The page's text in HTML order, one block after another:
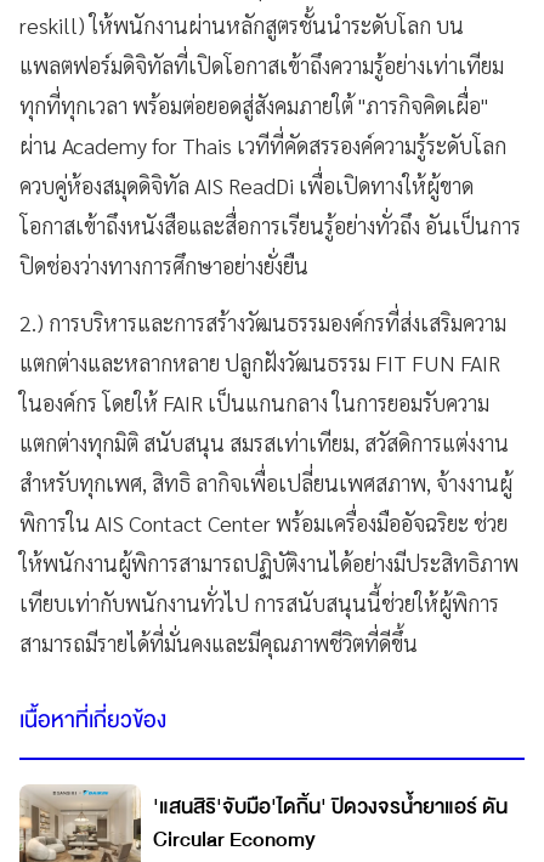
reskill) ให้พนักงานผ่านหลักสูตรชั้นนำระดับโลก บน
แพลตฟอร์มดิจิทัลที่เปิดโอกาสเข้าถึงความรู้อย่างเท่าเทียม
ทุกที่ทุกเวลา พร้อมต่อยอดสู่สังคมภายใต้ "ภารกิจคิดเผื่อ"
ผ่าน Academy for Thais เวทีที่คัดสรรองค์ความรู้ระดับโลก
ควบคู่ห้องสมุดดิจิทัล AIS ReadDi เพื่อเปิดทางให้ผู้ขาด
โอกาสเข้าถึงหนังสือและสื่อการเรียนรู้อย่างทั่วถึง อันเป็นการ
ปิดช่องว่างทางการศึกษาอย่างยั่งยืน
2.) การบริหารและการสร้างวัฒนธรรมองค์กรที่ส่งเสริมความ
แตกต่างและหลากหลาย ปลูกฝังวัฒนธรรม FIT FUN FAIR
ในองค์กร โดยให้ FAIR เป็นแกนกลาง ในการยอมรับความ
แตกต่างทุกมิติ สนับสนุน สมรสเท่าเทียม, สวัสดิการแต่งงาน
สำหรับทุกเพศ, สิทธิ ลากิจเพื่อเปลี่ยนเพศสภาพ, จ้างงานผู้
พิการใน AIS Contact Center พร้อมเครื่องมืออัจฉริยะ ช่วย
ให้พนักงานผู้พิการสามารถปฏิบัติงานได้อย่างมีประสิทธิภาพ
เทียบเท่ากับพนักงานทั่วไป การสนับสนุนนี้ช่วยให้ผู้พิการ
สามารถมีรายได้ที่มั่นคงและมีคุณภาพชีวิตที่ดีขึ้น
เนื้อหาที่เกี่ยวข้อง
'แสนสิริ'จับมือ'ไดกิ้น' ปิดวงจรน้ำยาแอร์ ดัน
Circular Economy